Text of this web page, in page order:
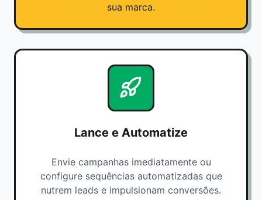
sua marca.
Lance e Automatize
Envie campanhas imediatamente ou
configure sequências automatizadas que
nutrem leads e impulsionam conversões.